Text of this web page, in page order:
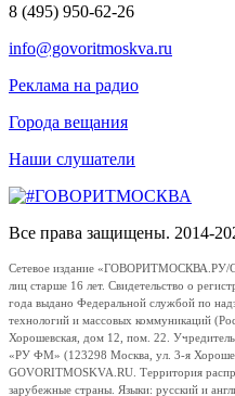
8 (495) 950-62-26
info@govoritmoskva.ru
Реклама на радио
Города вещания
Наши слушатели
Все права защищены. 2014-
Сетевое издание «ГОВОРИТМОСКВА.РУ/
лиц старше 16 лет. Свидетельство о
года выдано Федеральной службой по
технологий и массовых коммуникаций
Хорошевская, дом 12, пом. 22.
«РУ ФМ» (123298 Москва, ул. 3-я
GOVORITMOSKVA.RU. Территория
зарубежные страны. Языки: русский и